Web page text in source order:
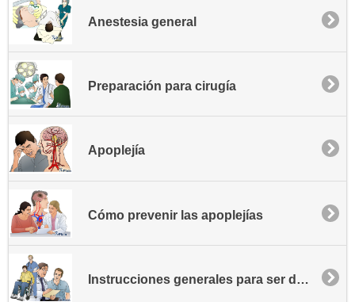
Anestesia general
Preparación para cirugía
Apoplejía
Cómo prevenir las apoplejías
Instrucciones generales para ser dado de alta